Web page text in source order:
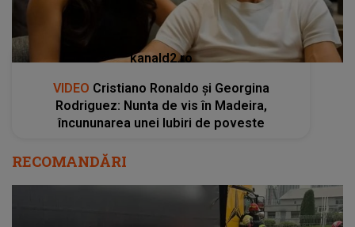
kanald2.ro
VIDEO Cristiano Ronaldo și Georgina
Rodriguez: Nunta de vis în Madeira,
încununarea unei Iubiri de poveste
RECOMANDĂRI